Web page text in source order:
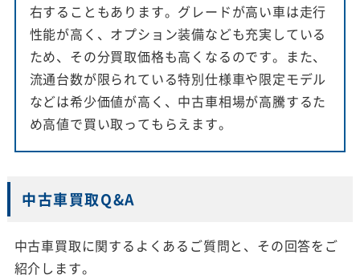
右することもあります。グレードが高い車は走行
性能が高く、オプション装備なども充実している
ため、その分買取価格も高くなるのです。また、
流通台数が限られている特別仕様車や限定モデル
などは希少価値が高く、中古車相場が高騰するた
め高値で買い取ってもらえます。
中古車買取Q&A
中古車買取に関するよくあるご質問と、その回答をご
紹介します。